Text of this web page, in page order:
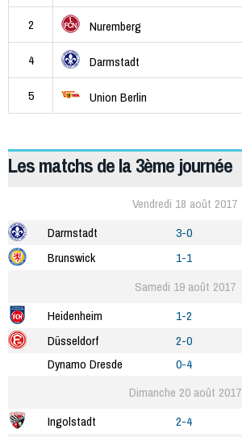
2 Nuremberg
4 Darmstadt
5 Union Berlin
Les matchs de la 3ème journée
Vendredi 18 août 2017
Darmstadt
3-0
Brunswick
1-1
Samedi 19 août 2017
Heidenheim
1-2
Düsseldorf
2-0
Dynamo Dresde
0-4
Dimanche 20 août 2017
Ingolstadt
2-4